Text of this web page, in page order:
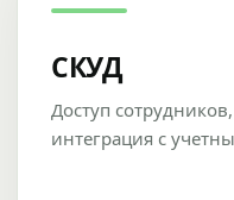
СКУД
Доступ
интеграция с